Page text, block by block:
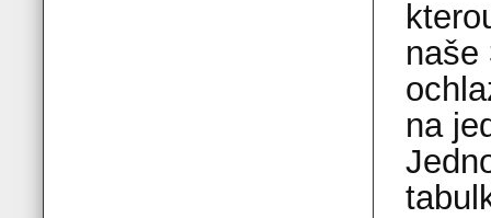
naše
na